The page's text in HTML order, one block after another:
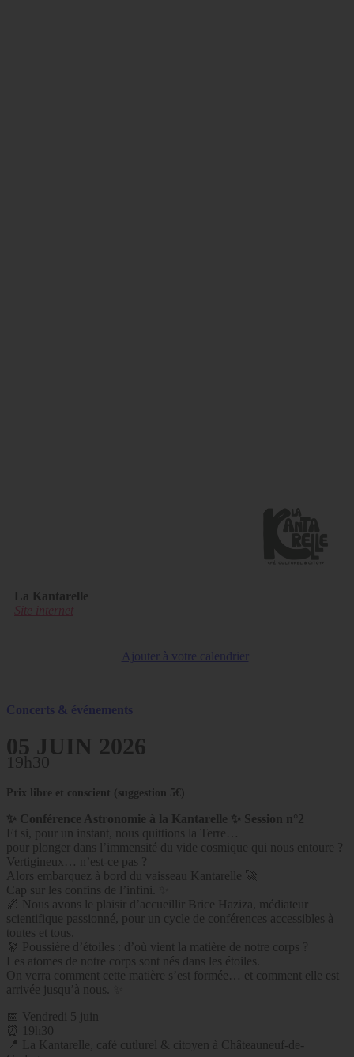
La Kantarelle
Site internet
Ajouter à votre calendrier
Concerts & événements
05 JUIN 2026
19h30
Prix libre et conscient (suggestion 5€)
✨ Conférence Astronomie à la Kantarelle ✨ Session n°2
Et si, pour un instant, nous quittions la Terre…
pour plonger dans l’immensité du vide cosmique qui nous entoure ?
Vertigineux… n’est-ce pas ?
Alors embarquez à bord du vaisseau Kantarelle 🚀
Cap sur les confins de l’infini. ✨
🌌 Nous avons le plaisir d’accueillir Brice Haziza, médiateur
scientifique passionné, pour un cycle de conférences accessibles à
toutes et tous.
🔭 Poussière d’étoiles : d’où vient la matière de notre corps ?
Les atomes de notre corps sont nés dans les étoiles.
On verra comment cette matière s’est formée… et comment elle est
arrivée jusqu’à nous. ✨
📅 Vendredi 5 juin
⏰ 19h30
📍 La Kantarelle, café cutlurel & citoyen à Châteauneuf-de-